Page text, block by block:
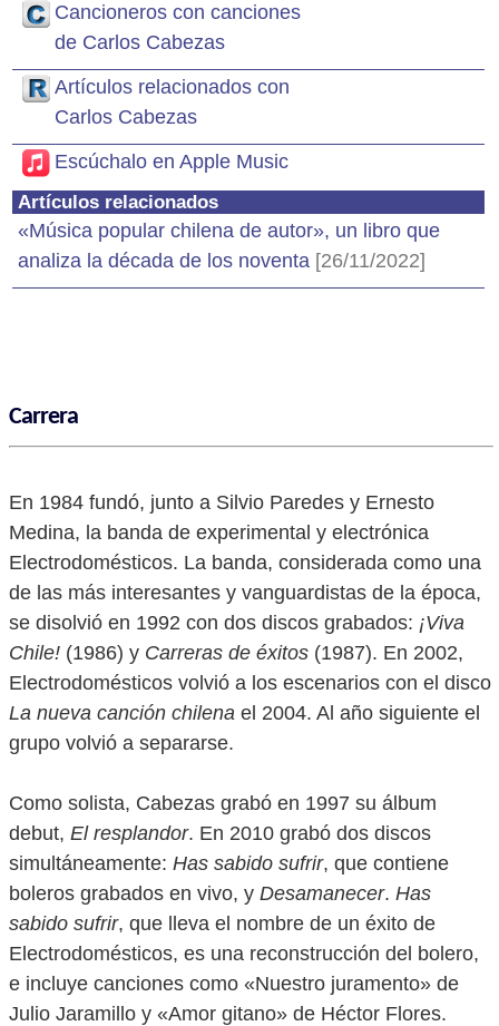
Cancioneros con canciones
de Carlos Cabezas
Artículos relacionados con
Carlos Cabezas
Escúchalo en Apple Music
Artículos relacionados
«Música popular chilena de autor», un libro que
analiza la década de los noventa [26/11/2022]
Carrera
En 1984 fundó, junto a Silvio Paredes y Ernesto
Medina, la banda de experimental y electrónica
Electrodomésticos. La banda, considerada como una
de las más interesantes y vanguardistas de la época,
se disolvió en 1992 con dos discos grabados: ¡Viva
Chile! (1986) y Carreras de éxitos (1987). En 2002,
Electrodomésticos volvió a los escenarios con el disco
La nueva canción chilena el 2004. Al año siguiente el
grupo volvió a separarse.
Como solista, Cabezas grabó en 1997 su álbum
debut, El resplandor. En 2010 grabó dos discos
simultáneamente: Has sabido sufrir, que contiene
boleros grabados en vivo, y Desamanecer. Has
sabido sufrir, que lleva el nombre de un éxito de
Electrodomésticos, es una reconstrucción del bolero,
e incluye canciones como «Nuestro juramento» de
Julio Jaramillo y «Amor gitano» de Héctor Flores.